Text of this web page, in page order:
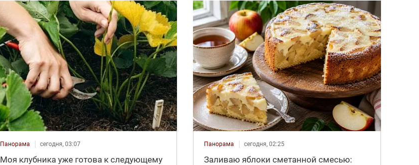
Панорама сегодня, 03:07
Моя клубника уже готова к следующему
Панорама сегодня, 02:25
Заливаю яблоки сметанной смесью: